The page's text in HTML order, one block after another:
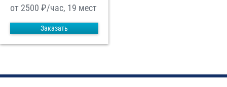
от 2500 ₽/час, 19 мест
Заказать